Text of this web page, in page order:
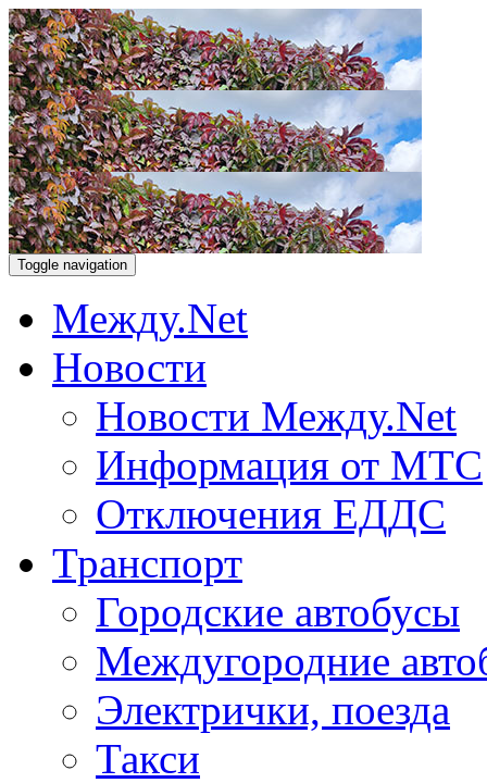
Toggle navigation
Между.Net
Новости
Новости Между.Net
Информация от МТС
Отключения ЕДДС
Транспорт
Городские автобусы
Междугородние
Электрички, поезда
Такси